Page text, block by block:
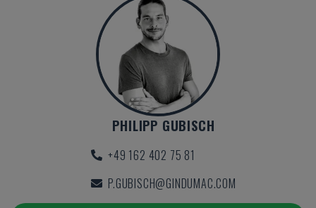
PHILIPP GUBISCH
+49 162 402 75 81
P.GUBISCH@GINDUMAC.COM